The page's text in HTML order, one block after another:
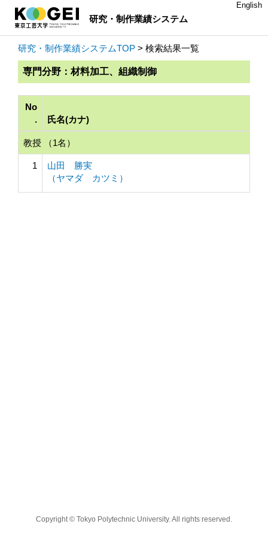
研究・制作業績システム
English
研究・制作業績システムTOP > 検索結果一覧
専門分野：材料加工、組織制御
No
.
氏名(カナ)
教授 （1名）
1
山田 勝実
（ヤマダ カツミ）
Copyright © Tokyo Polytechnic University. All rights reserved.